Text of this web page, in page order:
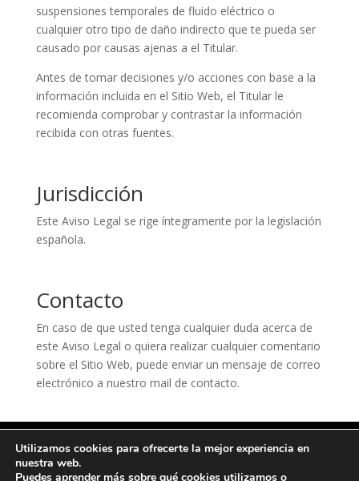
suspensiones temporales de fluido eléctrico o
cualquier otro tipo de daño indirecto que te pueda ser
causado por causas ajenas a el Titular.
Antes de tomar decisiones y/o acciones con base a la
información incluida en el Sitio Web, el Titular le
recomienda comprobar y contrastar la información
recibida con otras fuentes.
Jurisdicción
Este Aviso Legal se rige íntegramente por la legislación
española.
Contacto
En caso de que usted tenga cualquier duda acerca de
este Aviso Legal o quiera realizar cualquier comentario
sobre el Sitio Web, puede enviar un mensaje de correo
electrónico a nuestro mail de contacto.
Inicio Aviso Legal
Política de Privacidad
Utilizamos cookies para ofrecerte la mejor experiencia en
nuestra web.
Puedes aprender más sobre qué cookies utilizamos o